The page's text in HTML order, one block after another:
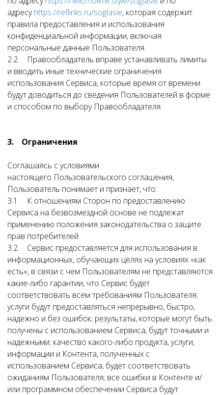
адресуhttps://reflinks.ru/soglasie, которая содержит
правила предоставления и использования
конфиденциальной информации, включая
персональные данные Пользователя.
2.2. Правообладатель вправе устанавливать лимиты
и вводить иные технические ограничения
использования Сервиса, которые время от времени
будут доводиться до сведения Пользователей в форме
и способом по выбору Правообладателя.
3. Ограничения
Соглашаясь с условиями
настоящего Пользовательского соглашения,
Пользователь понимает и признает, что:
3.1. К отношениям Сторон по предоставлению
Сервиса на безвозмездной основе не подлежат
применению положения законодательства о защите
прав потребителей.
3.2. Сервис предоставляется для использования в
информационных, обучающих целях на условиях «как
есть», в связи с чем Пользователям не представляются
какие-либо гарантии, что Сервис будет
соответствовать всем требованиям Пользователя;
услуги будут предоставляться непрерывно, быстро,
надежно и без ошибок; результаты, которые могут быть
получены с использованием Сервиса, будут точными и
надежными; качество какого-либо продукта, услуги,
информации и Контента, полученных с
использованием Сервиса, будет соответствовать
ожиданиям Пользователя; все ошибки в Контенте и/
или программном обеспечении Сервиса будут